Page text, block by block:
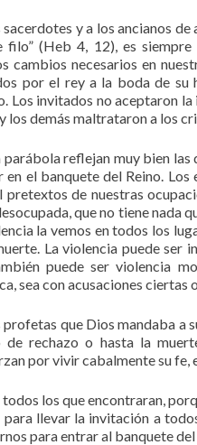
y a los ancianos
filo” (Heb 4, 12), es
cambios necesarios en
por el rey a la boda de
Los invitados no aceptaron
los demás maltrataron a los
reflejan muy bien
el banquete del Reino.
de nuestras
que no tiene nada
la vemos en todos los
La violencia puede ser
puede ser violencia
sea con acusaciones ciertas
que Dios mandaba a
rechazo o hasta la
por vivir cabalmente su
los que encontraran,
llevar la invitación a
para entrar al banquete